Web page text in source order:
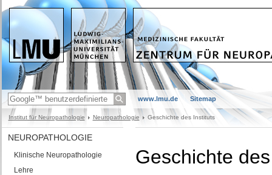
www.lmu.de Sitemap
Institut für Neuropathologie Neuropathologie Geschichte des Instituts
NEUROPATHOLOGIE
Klinische Neuropathologie
Lehre
Geschichte